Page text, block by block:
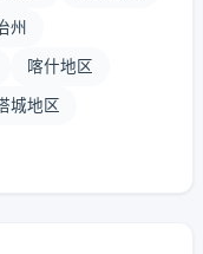
州
喀什地区
城地区